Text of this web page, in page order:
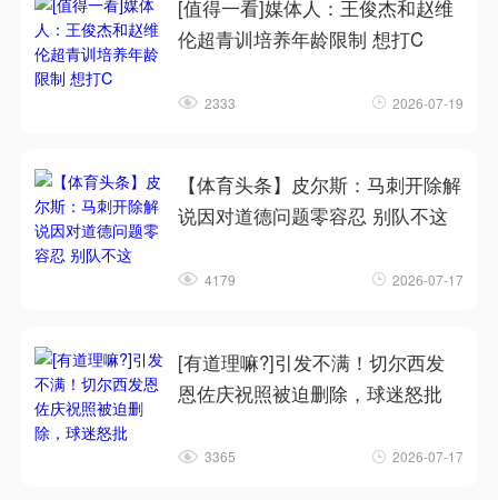
[值得一看]媒体人：王俊杰和赵维
伦超青训培养年龄限制 想打C
2333 2026-07-19
【体育头条】皮尔斯：马刺开除解
说因对道德问题零容忍 别队不这
4179 2026-07-17
[有道理嘛?]引发不满！切尔西发
恩佐庆祝照被迫删除，球迷怒批
3365 2026-07-17